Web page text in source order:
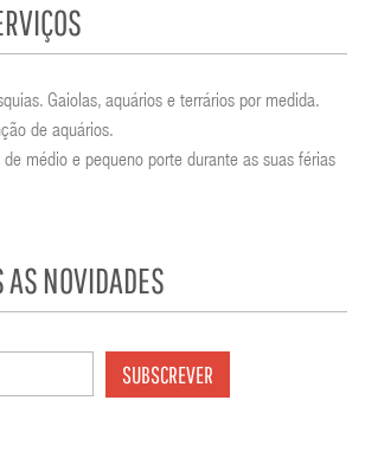
Gaiolas, aquários e terrários por medida.
de aquários.
médio e pequeno porte durante as suas férias
AS NOVIDADES
SUBSCREVER